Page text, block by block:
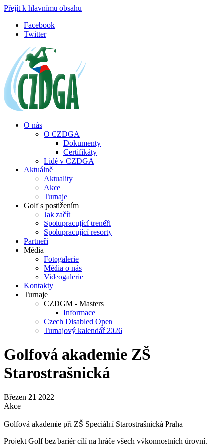
Přejít k hlavnímu obsahu
Facebook
Twitter
O nás
O CZDGA
Dokumenty
Certifikáty
Lidé v CZDGA
Aktuálně
Aktuality
Akce
Turnaje
Golf s postižením
Jak začít
Spolupracující trenéři
Spolupracující resorty
Partneři
Média
Fotogalerie
Média o nás
Videogalerie
Kontakty
Turnaje
CZDGM - Masters
Informace
Czech Disabled Open
Turnajový kalendář 2026
Golfová akademie ZŠ
Starostrašnická
Březen 21 2022
Akce
Golfová akademie při ZŠ Speciální Starostrašnická Praha
Projekt Golf bez bariér cílí na hráče všech výkonnostních úrovní.